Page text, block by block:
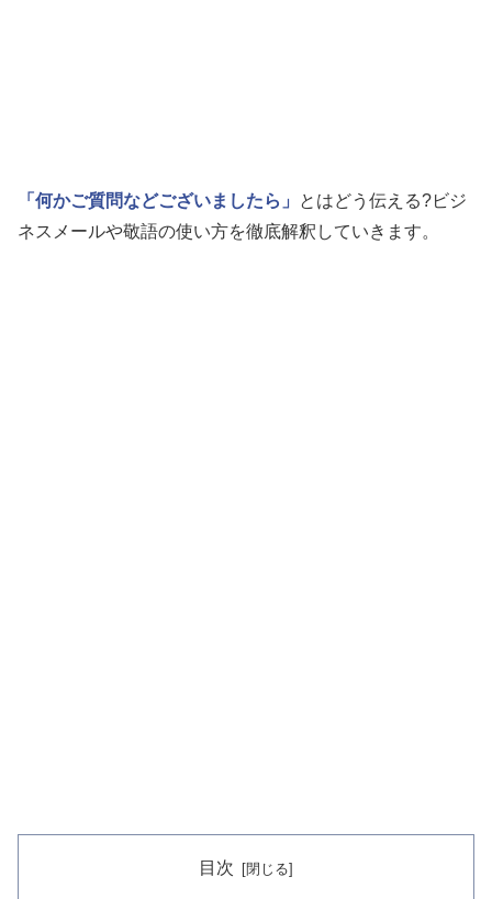
「何かご質問などございましたら」
とはどう伝える?ビジ
ネスメールや敬語の使い方を徹底解釈していきます。
目次